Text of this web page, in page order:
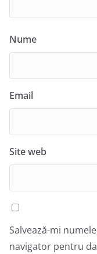
Nume
Email
Site web
Salvează-mi
navigator pentru